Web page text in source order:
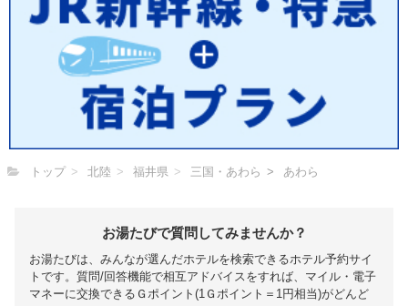
トップ 北陸 福井県 三国・あわら あわら
お湯たびで質問してみませんか？
お湯たびは、みんなが選んだホテルを検索できるホテル予約サイ
トです。質問/回答機能で相互アドバイスをすれば、マイル・電子
マネーに交換できるＧポイント(1Ｇポイント＝1円相当)がどんど